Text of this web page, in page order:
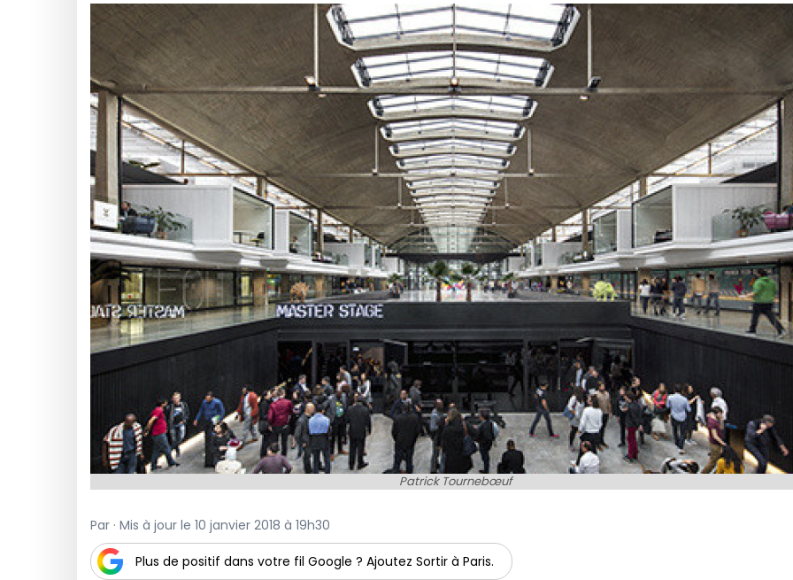
Patrick Tournebœuf
Par · Mis à jour le 10 janvier 2018 à 19h30
Plus de positif dans votre fil Google ? Ajoutez Sortir à Paris.